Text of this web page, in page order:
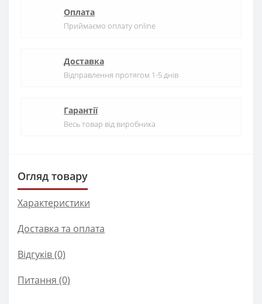
Оплата
Приймаємо оплату online
Доставка
Відправлення протягом 1-5 днів
Гарантії
Весь товар від виробника
Огляд товару
Характеристики
Доставка та оплата
Відгуків (0)
Питання (0)